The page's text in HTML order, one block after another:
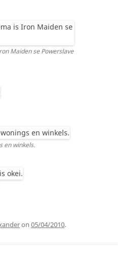
Maiden se Powerslave
en winkels.
on 05/04/2010.